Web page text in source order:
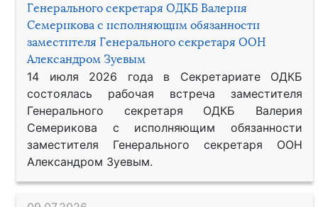
Генерального секретаря ОДКБ Валерия
Семерикова с исполняющим обязанности
заместителя Генерального секретаря ООН
Александром Зуевым
14 июля 2026 года в Секретариате ОДКБ
состоялась рабочая встреча заместителя
Генерального секретаря ОДКБ Валерия
Семерикова с исполняющим обязанности
заместителя Генерального секретаря ООН
Александром Зуевым.